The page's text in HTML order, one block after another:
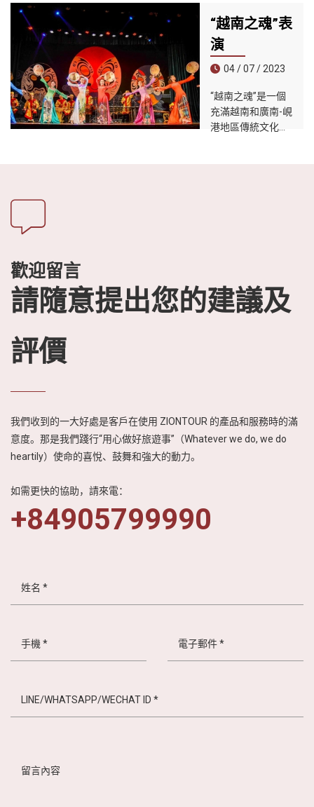
承繼了具有一千多
年曆史的越南音樂
的全部精華。
“越南之魂”表
演
04 / 07 / 2023
“越南之魂”是一個
充滿越南和廣南-峴
港地區傳統文化特
歡迎留言
請隨意提出您的建議及
評價
我們收到的一大好處是客戶在使用 ZIONTOUR 的產品和服務時的滿
意度。那是我們踐行“用心做好旅遊事”（Whatever we do, we do
heartily）使命的喜悅、鼓舞和強大的動力。
如需更快的協助，請來電：
+84905799990